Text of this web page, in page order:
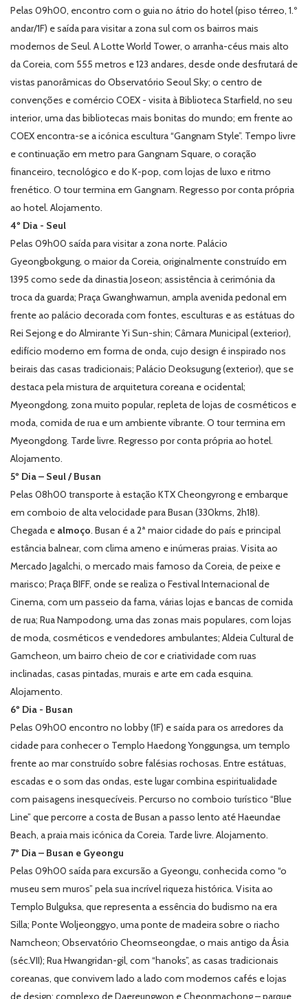
Pelas 09h00, encontro com o guia no átrio do hotel (piso térreo, 1.º
andar/1F) e saída para visitar a zona sul com os bairros mais
modernos de Seul. A Lotte World Tower, o arranha-céus mais alto
da Coreia, com 555 metros e 123 andares, desde onde desfrutará de
vistas panorâmicas do Observatório Seoul Sky; o centro de
convenções e comércio COEX - visita à Biblioteca Starfield, no seu
interior, uma das bibliotecas mais bonitas do mundo; em frente ao
COEX encontra-se a icónica escultura “Gangnam Style”. Tempo livre
e continuação em metro para Gangnam Square, o coração
financeiro, tecnológico e do K-pop, com lojas de luxo e ritmo
frenético. O tour termina em Gangnam. Regresso por conta própria
ao hotel. Alojamento.
4º Dia - Seul
Pelas 09h00 saída para visitar a zona norte. Palácio
Gyeongbokgung, o maior da Coreia, originalmente construído em
1395 como sede da dinastia Joseon; assistência à cerimónia da
troca da guarda; Praça Gwanghwamun, ampla avenida pedonal em
frente ao palácio decorada com fontes, esculturas e as estátuas do
Rei Sejong e do Almirante Yi Sun-shin; Câmara Municipal (exterior),
edifício moderno em forma de onda, cujo design é inspirado nos
beirais das casas tradicionais; Palácio Deoksugung (exterior), que se
destaca pela mistura de arquitetura coreana e ocidental;
Myeongdong, zona muito popular, repleta de lojas de cosméticos e
moda, comida de rua e um ambiente vibrante. O tour termina em
Myeongdong. Tarde livre. Regresso por conta própria ao hotel.
Alojamento.
5º Dia – Seul / Busan
Pelas 08h00 transporte à estação KTX Cheongyrong e embarque
em comboio de alta velocidade para Busan (330kms, 2h18).
Chegada e almoço. Busan é a 2ª maior cidade do país e principal
estância balnear, com clima ameno e inúmeras praias. Visita ao
Mercado Jagalchi, o mercado mais famoso da Coreia, de peixe e
marisco; Praça BIFF, onde se realiza o Festival Internacional de
Cinema, com um passeio da fama, várias lojas e bancas de comida
de rua; Rua Nampodong, uma das zonas mais populares, com lojas
de moda, cosméticos e vendedores ambulantes; Aldeia Cultural de
Gamcheon, um bairro cheio de cor e criatividade com ruas
inclinadas, casas pintadas, murais e arte em cada esquina.
Alojamento.
6º Dia - Busan
Pelas 09h00 encontro no lobby (1F) e saída para os arredores da
cidade para conhecer o Templo Haedong Yonggungsa, um templo
frente ao mar construído sobre falésias rochosas. Entre estátuas,
escadas e o som das ondas, este lugar combina espiritualidade
com paisagens inesquecíveis. Percurso no comboio turístico “Blue
Line” que percorre a costa de Busan a passo lento até Haeundae
Beach, a praia mais icónica da Coreia. Tarde livre. Alojamento.
7º Dia – Busan e Gyeongu
Pelas 09h00 saída para excursão a Gyeongu, conhecida como “o
museu sem muros” pela sua incrível riqueza histórica. Visita ao
Templo Bulguksa, que representa a essência do budismo na era
Silla; Ponte Woljeonggyo, uma ponte de madeira sobre o riacho
Namcheon; Observatório Cheomseongdae, o mais antigo da Ásia
(séc.VII); Rua Hwangridan-gil, com “hanoks”, as casas tradicionais
coreanas, que convivem lado a lado com modernos cafés e lojas
de design; complexo de Daereungwon e Cheonmachong – parque